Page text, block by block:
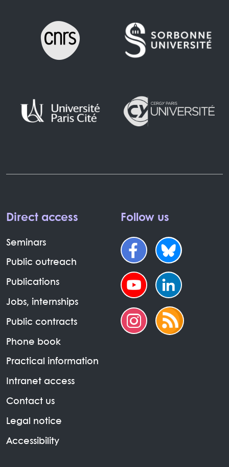
Direct access
Seminars
Public outreach
Publications
Jobs, internships
Public contracts
Phone book
Practical information
Intranet access
Contact us
Legal notice
Accessibility
Follow us